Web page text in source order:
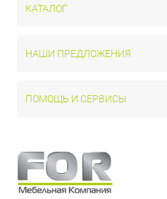
КАТАЛОГ
НАШИ ПРЕДЛОЖЕНИЯ
ПОМОЩЬ И СЕРВИСЫ